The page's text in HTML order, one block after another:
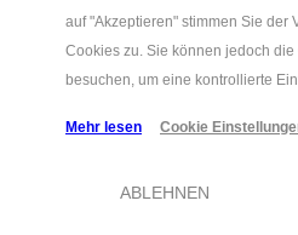
auf "Akzeptieren" stimmen Sie der
Cookies zu. Sie können jedoch
besuchen, um eine kontrollierte
Mehr lesen Cookie
ABLEHNEN